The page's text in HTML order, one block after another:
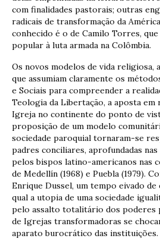
com finalidades pastorais; outras
radicais de transformação da
conhecido é o de Camilo Torres,
popular à luta armada na Colômbia.
Os novos modelos de vida religiosa,
que assumiam claramente os
e Sociais para compreender a
Teologia da Libertação, a aposta
Igreja no continente do ponto de
proposição de um modelo
sociedade paroquial tornaram-se
padres conciliares, aprofundadas nas
pelos bispos latino-americanos nas
de Medellín (1968) e Puebla (1979).
Enrique Dussel, um tempo eivado de
qual a utopia de uma sociedade
pelo assalto totalitário dos
de Igrejas transformadoras se
aparato burocrático das instituições.